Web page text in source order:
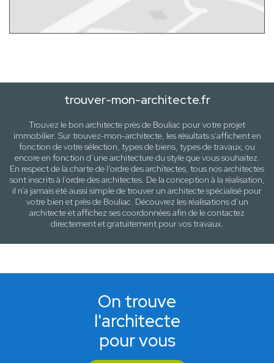
trouver-mon-architecte.fr
Trouvez le bon architecte près de Bouliac pour votre projet
immobilier. Sur trouvez-mon-architecte, les résultats s’affichent en
fonction de votre sélection, types de biens, types de travaux, ou
encore en fonction d’une architecturedu style que vous souhaitez.
En respect de la charte de l’ordre des architectes, tous nos architectes
sont inscrits à l’ordre des architectes. De la conception à la réalisation,
il n’a jamais été aussi simple de trouver un architecte spécialisé pour
votre bien et près de Bouliac. Découvrez les réalisations d’un
architecte et affichez ses coordonnées afin de le contactez
directement et gratuitement pourvos travaux.
On trouve
l'architecte
pour vous